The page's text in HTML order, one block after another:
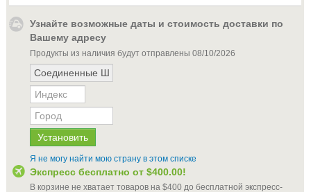
Узнайте возможные даты и стоимость доставки по
Вашему адресу
Продукты из наличия будут отправлены 08/10/2026
Я не могу найти мою страну в этом списке
Экспресс бесплатно от $400.00!
В корзине не хватает товаров на $400 до бесплатной экспресс-